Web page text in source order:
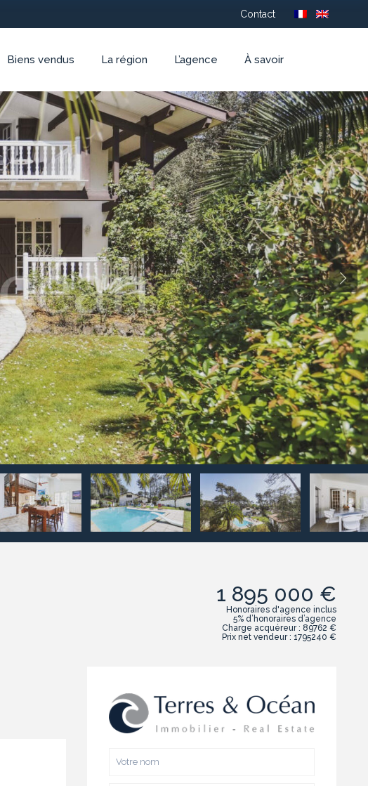
Contact
Biens vendus La région L’agence À savoir
1 895 000 €
Honoraires d'agence inclus
5% d’honoraires d’agence
Charge acquéreur : 89762 €
Prix net vendeur : 1795240 €